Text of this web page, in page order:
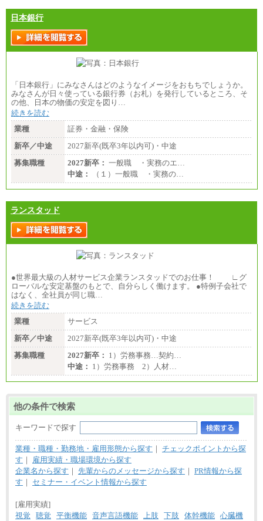
日本銀行
「日本銀行」にみなさんはどのようなイメージをおもちでしょうか。
みなさんが日々使っている銀行券（お札）を発行しているところ、そ
の他、日本の物価の安定を図り…
続きを読む
業種
証券・金融・保険
新卒／中途
2027新卒(既卒3年以内可)・中途
募集職種
2027新卒： 一般職 ・実務のエ…
中途：
（１）一般職 ・実務の…
ランスタッド
●世界最大級の人材サービス企業ランスタッドでのお仕事！ ∟グ
ローバルな安定基盤のもとで、自分らしく働けます。 ●特例子会社で
はなく、全社員が同じ職…
続きを読む
業種
サービス
新卒／中途
2027新卒(既卒3年以内可)・中途
募集職種
2027新卒： 1）労務事務…契約…
中途： 1）労務事務 2）人材…
他の条件で検索
キーワードで探す
業種・職種・勤務地・雇用形態から探す ｜ チェックポイントから探
す ｜
雇用実績・職場環境から探す
企業名から探す ｜ 先輩からのメッセージから探す ｜ PR情報から探
す ｜ セミナー・イベント情報から探す
[雇用実績]
視覚
聴覚 平衡機能 音声言語機能 上肢 下肢 体幹機能 心臓機